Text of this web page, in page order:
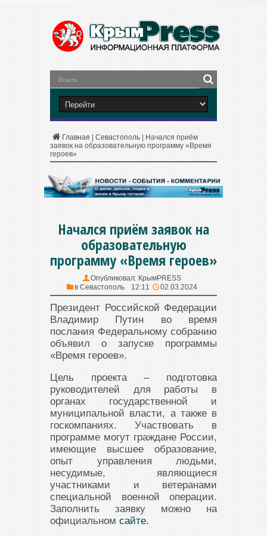
Главная Севастополь
Начался приём
заявок на образовательную программу «Время
героев»
Начался приём заявок на
образовательную
программу «Время героев»
Опубликовал: КрымPRESS
в Севастополь 12:11 02.03.2024
Президент Российской Федерации
Владимир Путин во время
послания Федеральному собранию
объявил о запуске программы
«Время героев».
Цель проекта – подготовка
руководителей для работы в
органах государственной и
муниципальной власти, а также в
госкомпаниях. Участвовать в
программе могут граждане России,
имеющие высшее образование,
опыт управления людьми,
несудимые, являющиеся
участниками и ветеранами
специальной военной операции.
Заполнить заявку можно на
официальном сайте.